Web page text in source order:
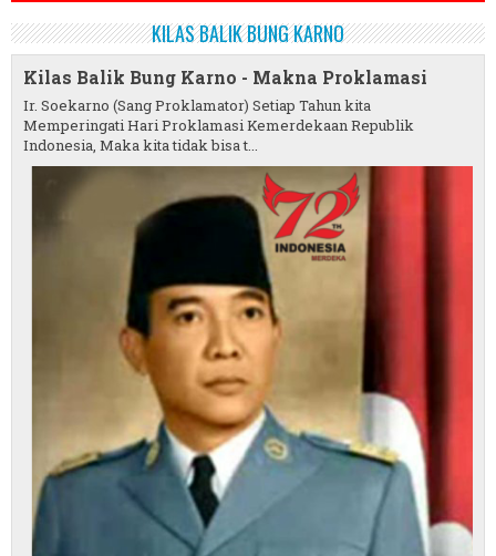
KILAS BALIK BUNG KARNO
Kilas Balik Bung Karno - Makna Proklamasi
Ir. Soekarno (Sang Proklamator) Setiap Tahun kita
Memperingati Hari Proklamasi Kemerdekaan Republik
Indonesia, Maka kita tidak bisa t...